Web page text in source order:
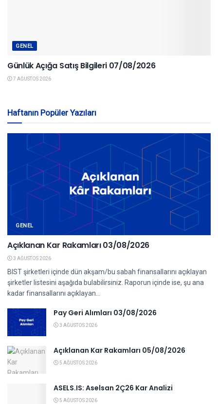
GENEL
Günlük Açığa Satış Bilgileri 07/08/2026
7 AĞUSTOS 2026
Haftanın Popüler Yazıları
GENEL
Açıklanan Kar Rakamları 03/08/2026
3 AĞUSTOS 2026
BIST şirketleri içinde dün akşam/bu sabah finansallarını açıklayan
şirketler listesini aşağıda bulabilirsiniz. Raporun içinde ise, şu ana
kadar finansallarını açıklayan...
Pay Geri Alımları 03/08/2026
3 AĞUSTOS 2026
Açıklanan Kar Rakamları 05/08/2026
5 AĞUSTOS 2026
ASELS.IS: Aselsan 2Ç26 Kar Analizi
5 AĞUSTOS 2026